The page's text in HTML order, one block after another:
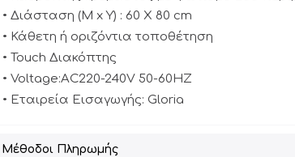
• Διάσταση (Μ x Y) : 60 X 80 cm
• Κάθετη ή οριζόντια τοποθέτηση
• Touch Διακόπτης
• Voltage:AC220-240V 50-60HZ
• Εταιρεία Εισαγωγής: Gloria
Μέθοδοι Πληρωμής